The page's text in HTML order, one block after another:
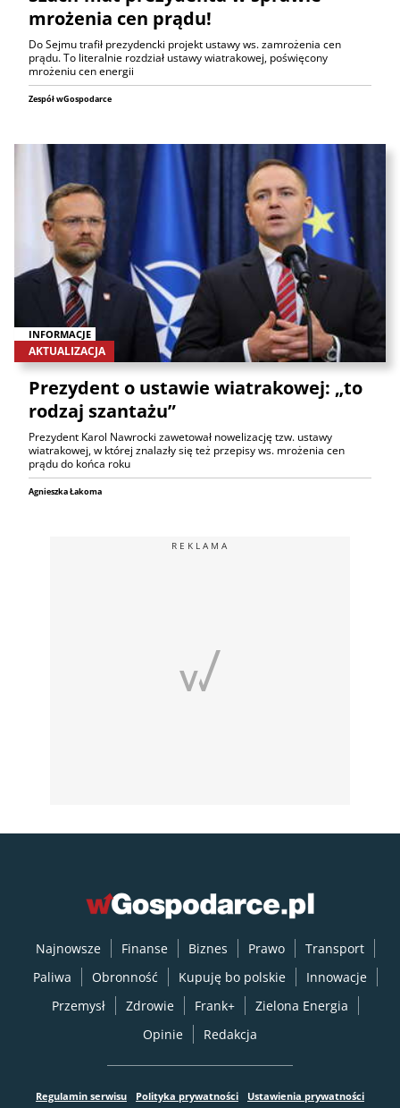
mrożenia cen prądu!
Do Sejmu trafił prezydencki projekt ustawy ws. zamrożenia cen
prądu. To literalnie rozdział ustawy wiatrakowej, poświęcony
mrożeniu cen energii
Zespół wGospodarce
INFORMACJE
AKTUALIZACJA
Prezydent o ustawie wiatrakowej: „to
rodzaj szantażu”
Prezydent Karol Nawrocki zawetował nowelizację tzw. ustawy
wiatrakowej, w której znalazły się też przepisy ws. mrożenia cen
prądu do końca roku
Agnieszka Łakoma
REKLAMA
Najnowsze Finanse Biznes Prawo
Transport
Paliwa
Obronność Kupuję bo polskie
Innowacje
Przemysł
Zdrowie Frank+
Zielona Energia
Opinie
Redakcja
Regulamin serwisu Polityka prywatności Ustawienia prywatności